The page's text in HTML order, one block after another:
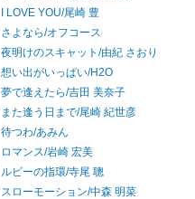
I LOVE YOU/尾崎 豊
さよなら/オフコース
夜明けのスキャット/由紀 さおり
想い出がいっぱい/H2O
夢で逢えたら/吉田 美奈子
また逢う日まで/尾崎 紀世彦
待つわ/あみん
ロマンス/岩崎 宏美
ルビーの指環/寺尾 聰
スローモーション/中森 明菜